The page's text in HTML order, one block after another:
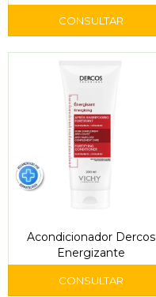
Acondicionador Dercos
Energizante